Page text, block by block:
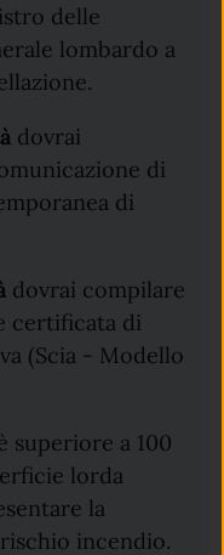
delle
lombardo a
dovrai
di
di
dovrai compilare
certificata di
(Scia - Modello
superiore a 100
lorda
la
incendio.